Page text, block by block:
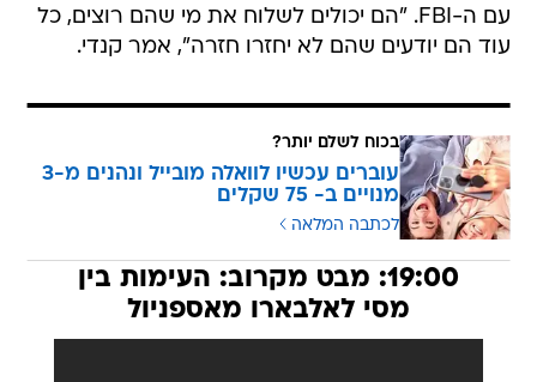
עם ה-FBI. "הם יכולים לשלוח את מי שהם רוצים, כל
עוד הם יודעים שהם לא יחזרו חזרה", אמר קנדי.
בכוח לשלם יותר?
עוברים עכשיו לוואלה מובייל ונהנים מ-3
מנויים ב- 75 שקלים
לכתבה המלאה
19:00: מבט מקרוב: העימות בין
מסי לאלבארו מאספניול